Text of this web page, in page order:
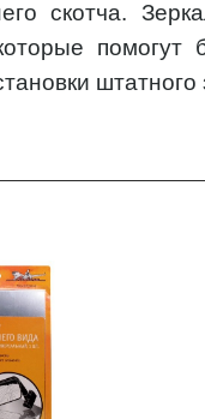
скотча.
помогут
штатного